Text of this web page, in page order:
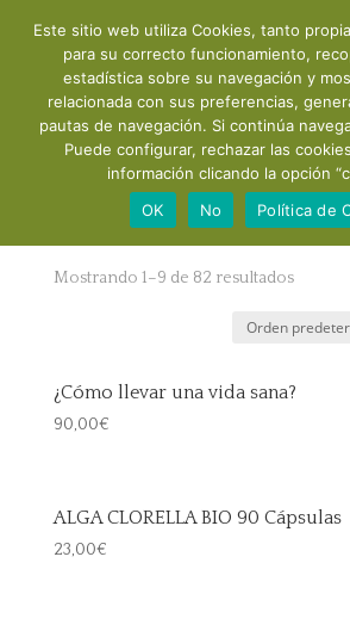
/ Tienda
Tienda
Mostrando 1–9 de 82 resultados
¿Cómo llevar una vida sana?
90,00€
ALGA CLORELLA BIO 90 Cápsulas
23,00€
Este sitio web utiliza Cookies, tanto
para su correcto funcionamiento,
estadística sobre su navegación y
relacionada con sus preferencias,
pautas de navegación. Si continúa
Puede configurar, rechazar las
información clicando la opción
OK
No Política de